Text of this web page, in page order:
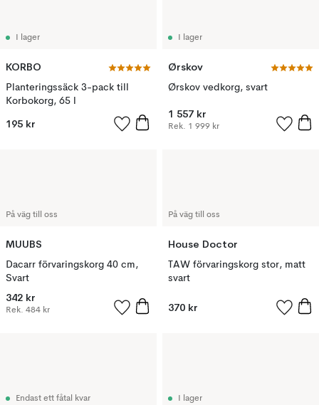
I lager
KORBO
Planteringssäck 3-pack till
Korbokorg, 65 l
195 kr
I lager
Ørskov
Ørskov vedkorg, svart
1 557 kr
Rek. 1 999 kr
På väg till oss
MUUBS
Dacarr förvaringskorg 40 cm,
Svart
342 kr
Rek. 484 kr
På väg till oss
House Doctor
TAW förvaringskorg stor, matt
svart
370 kr
Endast ett fåtal kvar I lager